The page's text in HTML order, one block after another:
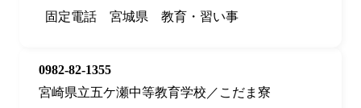
固定電話 宮城県 教育・習い事
0982-82-1355
宮崎県立五ケ瀬中等教育学校／こだま寮